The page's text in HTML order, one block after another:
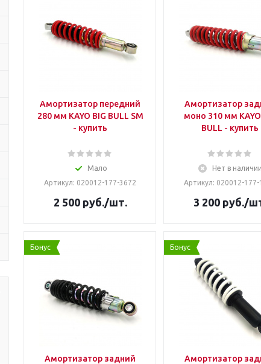
Амортизатор передний
280 мм KAYO BIG BULL SM
- купить
Мало
Артикул: 020012-177-3672
2 500руб./шт.
Амортизатор
моно 310 мм KAYO
BULL - купить
Нет в наличии
Артикул: 020012-177-
3 200руб./
Бонус
Амортизатор задний
Бонус
Амортизатор